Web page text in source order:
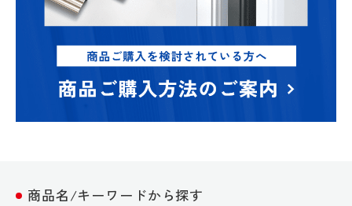
商品名/キーワードから探す